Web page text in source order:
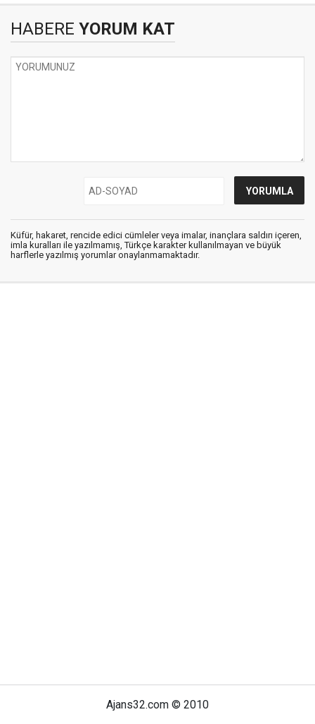
HABERE YORUM KAT
Küfür, hakaret, rencide edici cümleler veya imalar, inançlara saldırı içeren,
imla kuralları ile yazılmamış, Türkçe karakter kullanılmayan ve büyük
harflerle yazılmış yorumlar onaylanmamaktadır.
Ajans32.com © 2010